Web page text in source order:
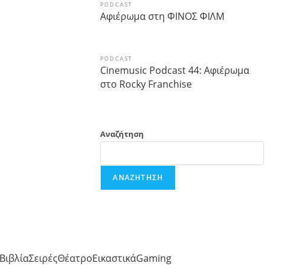
PODCAST
Αφιέρωμα στη ΦΙΝΟΣ ΦΙΛΜ
PODCAST
Cinemusic Podcast 44: Αφιέρωμα
στο Rocky Franchise
Αναζήτηση
ΑΝΑΖΉΤΗΣΗ
ΒιβλίαΣειρέςΘέατροΕικαστικάGaming